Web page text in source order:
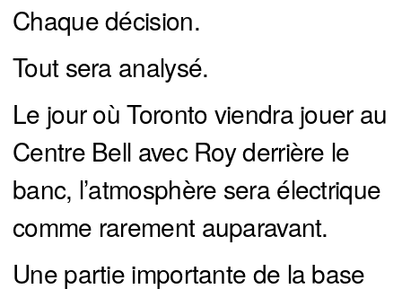
Chaque décision.
Tout sera analysé.
Le jour où Toronto viendra jouer au
Centre Bell avec Roy derrière le
banc, l’atmosphère sera électrique
comme rarement auparavant.
Une partie importante de la base